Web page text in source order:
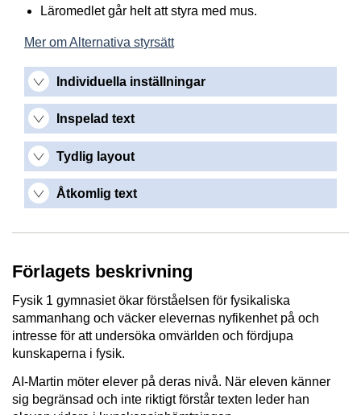
Läromedlet går helt att styra med mus.
Mer om Alternativa styrsätt
Individuella inställningar
Inspelad text
Tydlig layout
Åtkomlig text
Förlagets beskrivning
Fysik 1 gymnasiet ökar förståelsen för fysikaliska
sammanhang och väcker elevernas nyfikenhet på och
intresse för att undersöka omvärlden och fördjupa
kunskaperna i fysik.
AI-Martin möter elever på deras nivå. När eleven känner
sig begränsad och inte riktigt förstår texten leder han